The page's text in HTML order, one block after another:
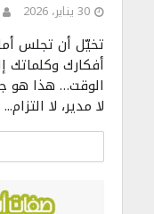
30 يناير، 2026
تخيّل أن تجلس
أفكارك
الوقت… هذا هو
لا مدير، لا التزام...